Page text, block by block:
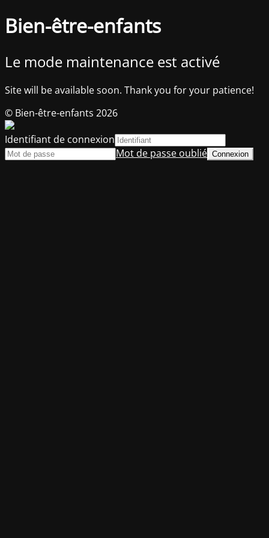
Bien-être-enfants
Le mode maintenance est activé
Site will be available soon. Thank you for your patience!
© Bien-être-enfants 2026
Identifiant de connexion
Mot de passe oublié